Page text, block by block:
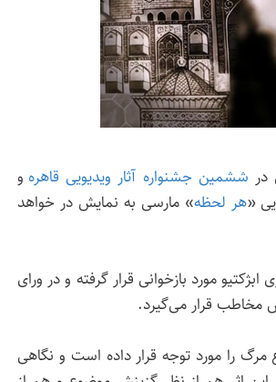
ششمین جشنواره آثار ویدیویی قاهره و
«هر لحظه» مارسی به نمایش در خواهد
مورد بازخوانی قرار گرفته و در ورای
مخاطب قرار می‌گیرد.
را مورد توجه قرار داده است و نگاهی